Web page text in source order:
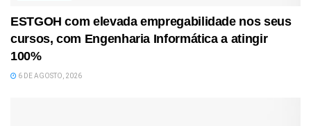
ESTGOH com elevada empregabilidade nos seus
cursos, com Engenharia Informática a atingir
100%
6 DE AGOSTO, 2026